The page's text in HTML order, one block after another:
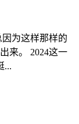
为这样那样的
来。 2024这一
...